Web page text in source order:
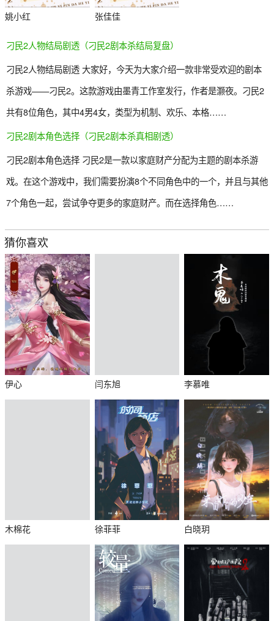
姚小红 张佳佳
刁民2人物结局剧透（刁民2剧本杀结局复盘）
刁民2人物结局剧透 大家好，今天为大家介绍一款非常受欢迎的剧本
杀游戏——刁民2。这款游戏由墨青工作室发行，作者是灏夜。刁民2
共有8位角色，其中4男4女，类型为机制、欢乐、本格……
刁民2剧本角色选择（刁民2剧本杀真相剧透）
刁民2剧本角色选择 刁民2是一款以家庭财产分配为主题的剧本杀游
戏。在这个游戏中，我们需要扮演8个不同角色中的一个，并且与其他
7个角色一起，尝试争夺更多的家庭财产。而在选择角色……
猜你喜欢
伊心 闫东旭 李慕唯
木棉花 徐菲菲 白晓玥